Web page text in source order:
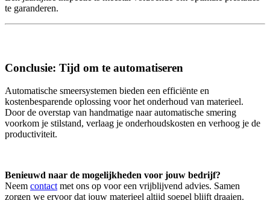
te garanderen.
Conclusie: Tijd om te automatiseren
Automatische smeersystemen bieden een efficiënte en
kostenbesparende oplossing voor het onderhoud van materieel.
Door de overstap van handmatige naar automatische smering
voorkom je stilstand, verlaag je onderhoudskosten en verhoog je de
productiviteit.
Benieuwd naar de mogelijkheden voor jouw bedrijf?
Neem contactmet ons op voor een vrijblijvend advies. Samen
zorgen we ervoor dat jouw materieel altijd soepel blijft draaien.